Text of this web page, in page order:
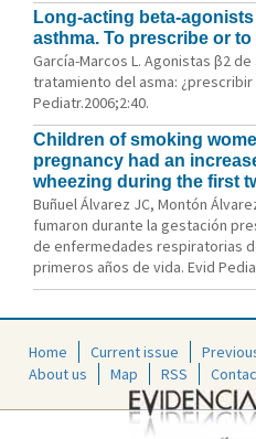
Long-acting beta-
asthma. To prescribe or
García-Marcos L. Agonistas β2
tratamiento del asma:
Pediatr.2006;2:40.
Children of smoking
pregnancy had an
wheezing during the first
Buñuel Álvarez JC, Montón
fumaron durante la gestación
de enfermedades respiratorias
primeros años de vida. Evid
Home Current issue
About us
Map RSS